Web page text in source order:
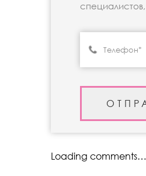
Loading comments…